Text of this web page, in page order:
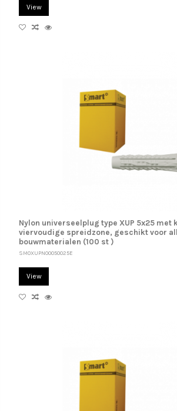
View
Nylon universeelplug type XUP 5x25 met
viervoudige spreidzone, geschikt voor
bouwmaterialen (100 st )
SM0XUPN00050025E
View